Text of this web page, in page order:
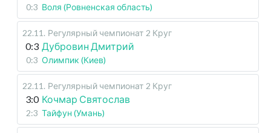
0:3 Воля (Ровненская область)
22.11 . Регулярный чемпионат 2 Круг
0:3 Дубровин Дмитрий
0:3 Олимпик (Киев)
22.11 . Регулярный чемпионат 2 Круг
3:0 Кочмар Святослав
2:3 Тайфун (Умань)